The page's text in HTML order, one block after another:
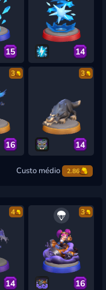
15 14
3
16
3
14
Custo médio 2.86
4
14
3
16